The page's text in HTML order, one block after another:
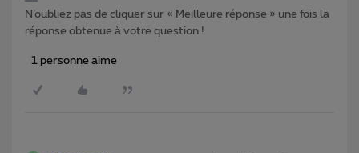
N’oubliez pas de cliquer sur « Meilleure réponse » une fois la
réponse obtenue à votre question !
1 personne aime